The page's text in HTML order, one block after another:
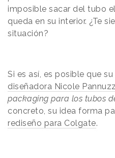
imposible sacar del tubo
queda en su interior. ¿Te
situación?
Si es así, es posible que
diseñadora Nicole
packaging para los tubos
concreto, su idea forma
rediseño para Colgate.